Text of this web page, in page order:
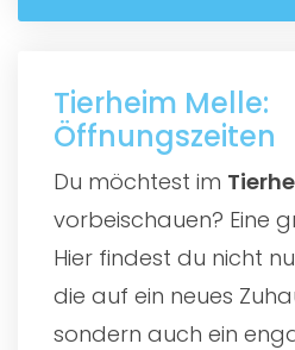
Tierheim Melle:
Öffnungszeiten
Du möchtest im
vorbeischauen? Eine
Hier findest du nicht
die auf ein neues
sondern auch ein